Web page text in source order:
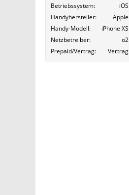
Betriebssystem
iOS
Handyhersteller
Apple
Handy-Modell
iPhone XS
Netzbetreiber
o2
Prepaid/Vertrag
Vertrag